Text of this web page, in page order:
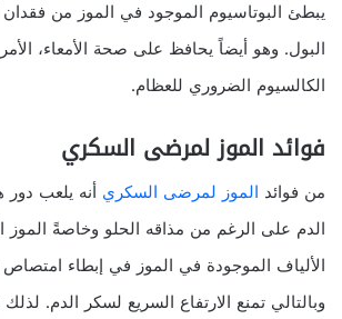
يبطئ البوتاسيوم الموجود في الموز من
البول. وهو أيضاً يحافظ على صحة الأمعاء،
الكالسيوم الضروري للعظام.
فوائد الموز لمرضى السكري
من فوائد الموز لمرضى السكري أنه يلعب
الدم على الرغم من مذاقه الحلو وخاصةً
الألياف الموجودة في الموز في إبطاء امتصاص
وبالتالي تمنع الارتفاع السريع لسكر الدم.